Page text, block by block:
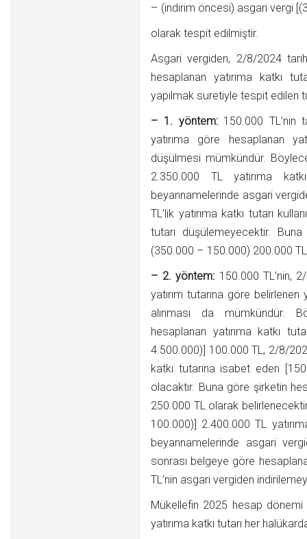
– (indirim öncesi) asgari vergi
olarak tespit edilmiştir.
Asgari vergiden, 2/8/2024
hesaplanan yatırıma katkı
yapılmak suretiyle tespit edilen
– 1. yöntem:150.000 TL’nin
yatırıma göre hesaplanan
düşülmesi mümkündür.
2.350.000 TL yatırıma
beyannamelerinde asgari
TL’lik yatırıma katkı tutarı
tutarı düşülemeyecektir.
(350.000 – 150.000) 200.000
– 2. yöntem: 150.000 TL’nin,
yatırım tutarına göre belirlenen
alınması da mümkündür.
hesaplanan yatırıma katkı
4.500.000)] 100.000 TL, 2/8/
katkı tutarına isabet eden
olacaktır. Buna göre şirketin
250.000 TL olarak
100.000)] 2.400.000 TL
beyannamelerinde asgari
sonrası belgeye göre
TL’nin asgari vergiden
Mükellefin 2025 hesap dönemi
yatırıma katkı tutarı her